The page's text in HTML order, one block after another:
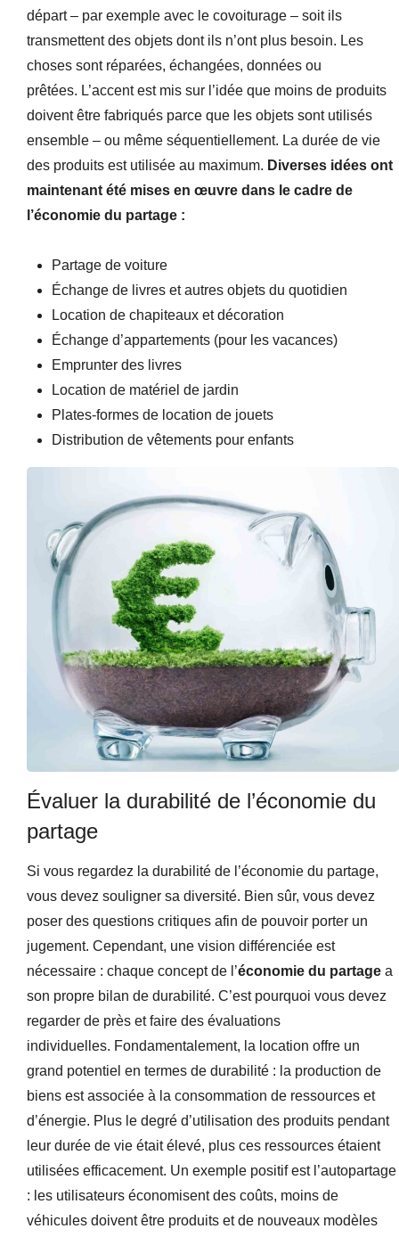
départ – par exemple avec le covoiturage – soit ils
transmettent des objets dont ils n’ont plus besoin. Les
choses sont réparées, échangées, données ou
prêtées. L’accent est mis sur l’idée que moins de produits
doivent être fabriqués parce que les objets sont utilisés
ensemble – ou même séquentiellement. La durée de vie
des produits est utilisée au maximum. Diverses idées ont
maintenant été mises en œuvre dans le cadre de
l’économie du partage :
Partage de voiture
Échange de livres et autres objets du quotidien
Location de chapiteaux et décoration
Échange d’appartements (pour les vacances)
Emprunter des livres
Location de matériel de jardin
Plates-formes de location de jouets
Distribution de vêtements pour enfants
Évaluer la durabilité de l’économie du
partage
Si vous regardez la durabilité de l’économie du partage,
vous devez souligner sa diversité. Bien sûr, vous devez
poser des questions critiques afin de pouvoir porter un
jugement. Cependant, une vision différenciée est
nécessaire : chaque concept de l’économie du partage a
son propre bilan de durabilité. C’est pourquoi vous devez
regarder de près et faire des évaluations
individuelles. Fondamentalement, la location offre un
grand potentiel en termes de durabilité : la production de
biens est associée à la consommation de ressources et
d’énergie. Plus le degré d’utilisation des produits pendant
leur durée de vie était élevé, plus ces ressources étaient
utilisées efficacement. Un exemple positif est l’autopartage
: les utilisateurs économisent des coûts, moins de
véhicules doivent être produits et de nouveaux modèles